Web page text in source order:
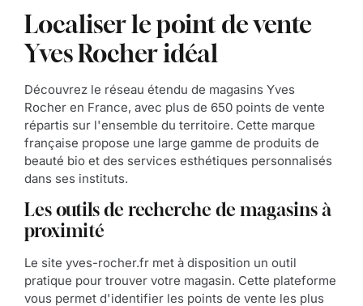
Localiser le point de vente
Yves Rocher idéal
Découvrez le réseau étendu de magasins Yves
Rocher en France, avec plus de 650 points de vente
répartis sur l'ensemble du territoire. Cette marque
française propose une large gamme de produits de
beauté bio et des services esthétiques personnalisés
dans ses instituts.
Les outils de recherche de magasins à
proximité
Le site yves-rocher.fr met à disposition un outil
pratique pour trouver votre magasin. Cette plateforme
vous permet d'identifier les points de vente les plus